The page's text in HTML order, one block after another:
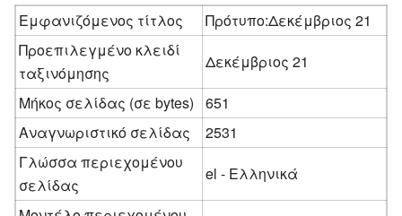
Εμφανιζόμενος τίτλος
Πρότυπο:Δεκέμβριος 21
Προεπιλεγμένο κλειδί
ταξινόμησης
Δεκέμβριος 21
Μήκος σελίδας (σε bytes)
651
Αναγνωριστικό σελίδας
2531
Γλώσσα περιεχομένου
σελίδας
el - Ελληνικά